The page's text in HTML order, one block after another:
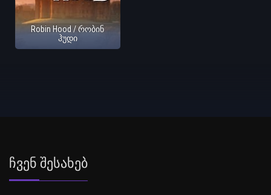
Robin Hood / რობინ
ჰუდი
Ჩვენ Შესახებ